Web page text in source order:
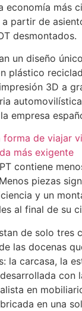
economía más
partir de
desmontados.
un diseño
plástico
3D a
empresa
forma de viajar
más exigente
contiene
piezas
y un
al final de su
de solo tres
las docenas
la carcasa, la
con
en
en una